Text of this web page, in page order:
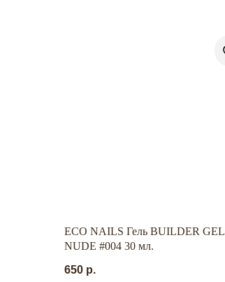
ECO NAILS Гель BUILDER GEL
NUDE #004 30 мл.
650 р.